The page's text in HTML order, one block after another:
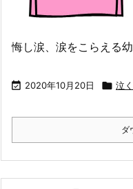
悔し涙、涙をこらえる
 2020年10月20日  泣
ダ